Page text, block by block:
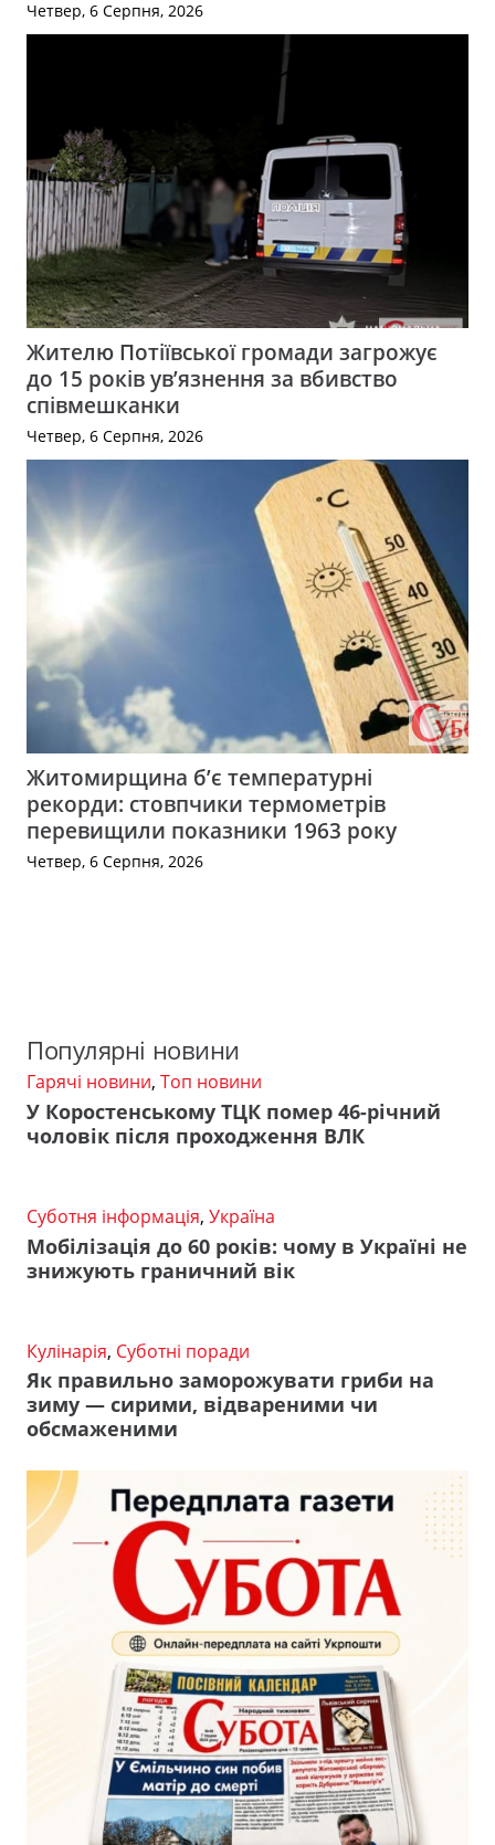
Четвер, 6 Серпня, 2026
Жителю Потіївської громади загрожує
до 15 років ув’язнення за вбивство
співмешканки
Четвер, 6 Серпня, 2026
Житомирщина б’є температурні
рекорди: стовпчики термометрів
перевищили показники 1963 року
Четвер, 6 Серпня, 2026
Популярні новини
Гарячі новини, Топ новини
У Коростенському ТЦК помер 46-річний
чоловік після проходження ВЛК
Суботня інформація, Україна
Мобілізація до 60 років: чому в Україні не
знижують граничний вік
Кулінарія, Суботні поради
Як правильно заморожувати гриби на
зиму — сирими, відвареними чи
обсмаженими